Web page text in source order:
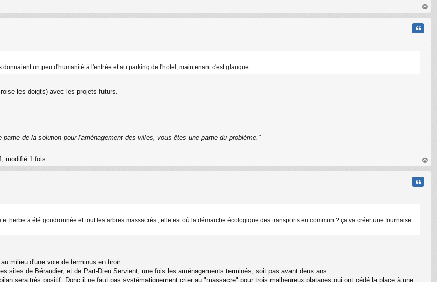
au
un peu d'humanité à l'entrée et au parking de l'hotel, maintenant c'est glauque.
les doigts) avec les projets futurs.
de la solution pour l'aménagement des villes, vous êtes une partie du problème."
modifié 1 fois.
au
herbe a été goudronnée et tout les arbres massacrés ; elle est où la démarche écologique des transports en commun ? ça va créer une fournaise
milieu d'une voie de terminus en tiroir.
sites de Béraudier, et de Part-Dieu Servient, une fois les aménagements terminés, soit pas avant deux ans.
sera très positif. Donc il ne faut pas systématiquement crier au "massacre" pour trois malheureux platanes qui ont cédé la place à une